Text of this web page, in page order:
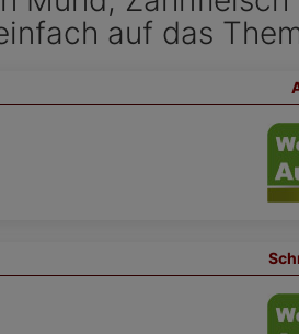
auf das